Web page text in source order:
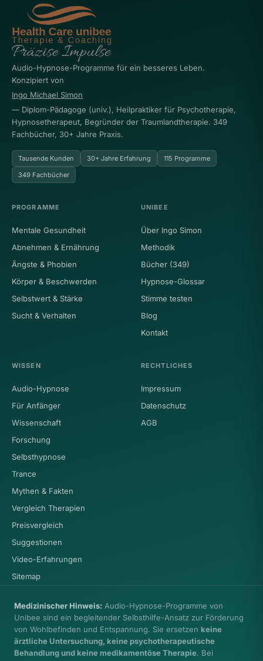
Audio-Hypnose-Programme für ein besseres Leben.
Konzipiert von
Ingo Michael Simon
— Diplom-Pädagoge (univ.), Heilpraktiker für Psychotherapie,
Hypnosetherapeut, Begründer der Traumlandtherapie. 349
Fachbücher, 30+ Jahre Praxis.
Tausende Kunden 30+ Jahre Erfahrung
115 Programme
349 Fachbücher
PROGRAMME
Mentale Gesundheit
Abnehmen & Ernährung
Ängste & Phobien
Körper & Beschwerden
Selbstwert & Stärke
Sucht & Verhalten
UNIBEE
Über Ingo Simon
Methodik
Bücher (349)
Hypnose-Glossar
Stimme testen
Blog
Kontakt
WISSEN
Audio-Hypnose
Für Anfänger
Wissenschaft
Forschung
Selbsthypnose
Trance
Mythen & Fakten
Vergleich Therapien
Preisvergleich
Suggestionen
Video-Erfahrungen
Sitemap
RECHTLICHES
Impressum
Datenschutz
AGB
Medizinischer Hinweis: Audio-Hypnose-Programme von
Unibee sind ein begleitender Selbsthilfe-Ansatz zur Förderung
von Wohlbefinden und Entspannung. Sie ersetzen keine
ärztliche Untersuchung, keine psychotherapeutische
Behandlung und keine medikamentöse Therapie. Bei